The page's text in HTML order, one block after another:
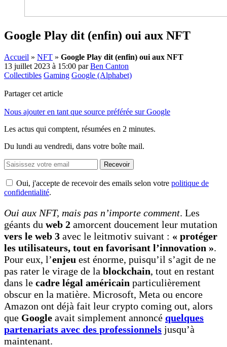
Google Play dit (enfin) oui aux NFT
Accueil » NFT » Google Play dit (enfin) oui aux NFT
13 juillet 2023 à 15:00 parBen Canton
Collectibles Gaming Google (Alphabet)
Partager cet article
Nous ajouter en tant que source préférée sur Google
Les actus qui comptent, résumées en 2 minutes.
Du lundi au vendredi, dans votre boîte mail.
Recevoir
Oui, j'accepte de recevoir des emails selon votre politique de
confidentialité.
Oui aux NFT, mais pas n’importe comment. Les
géants du web 2 amorcent doucement leur mutation
vers le web 3 avec le leitmotiv suivant : « protéger
les utilisateurs, tout en favorisant l’innovation ».
Pour eux, l’enjeu est énorme, puisqu’il s’agit de ne
pas rater le virage de la blockchain, tout en restant
dans le cadre légal américain particulièrement
obscur en la matière. Microsoft, Meta ou encore
Amazon ont déjà fait leur crypto coming out, alors
que Google avait simplement annoncé quelques
partenariats avec des professionnels jusqu’à
maintenant.